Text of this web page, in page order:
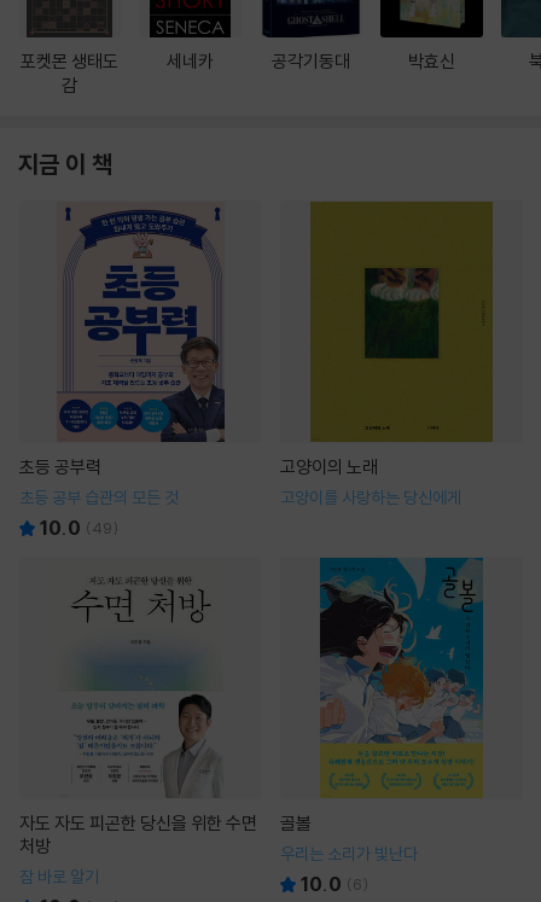
포켓몬 생태도
감
세네카 공각기동대 박효신
지금 이 책
초등 공부력
초등 공부 습관의 모든 것
10.0 (49)
고양이의 노래
고양이를 사랑하는 당신에게
자도 자도 피곤한 당신을 위한 수면
처방
잠 바로 알기
골볼
우리는 소리가 빛난다
10.0 (6)